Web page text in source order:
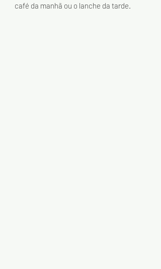
café da manhã ou o lanche da tarde.